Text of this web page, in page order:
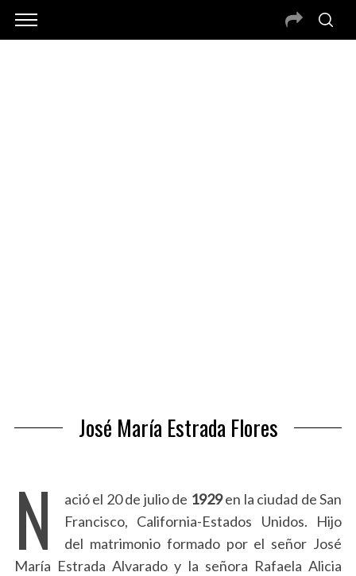
José María Estrada Flores
N ació el 20 de julio de 1929en la ciudad de San
Francisco, California-Estados Unidos. Hijo
del matrimonio formado por el señor José
María Estrada Alvarado y la señora Rafaela Alicia